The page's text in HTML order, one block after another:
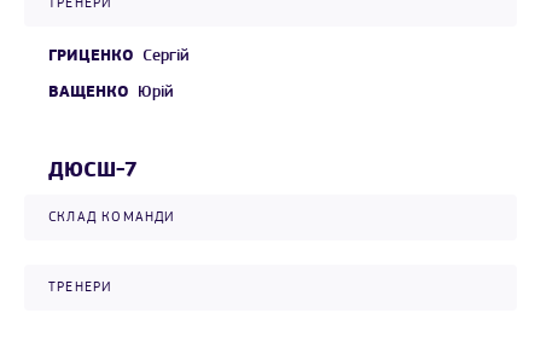
ТРЕНЕРИ
ГРИЦЕНКО Сергій
ВАЩЕНКО Юрій
ДЮСШ-7
СКЛАД КОМАНДИ
ТРЕНЕРИ